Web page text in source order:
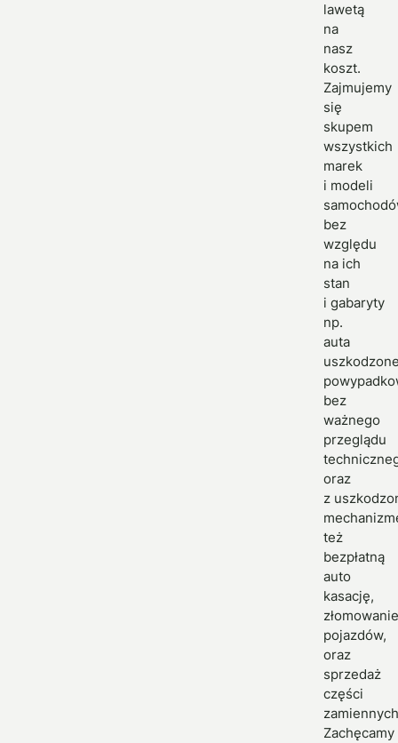
lawetą
na
nasz
koszt.
Zajmujemy
się
skupem
wszystkich
marek
i modeli
bez
względu
na ich
stan
i gabaryty
np.
auta
bez
ważnego
przeglądu
oraz
z
też
bezpłatną
auto
kasację,
złomowanie
pojazdów,
oraz
sprzedaż
części
Zachęcamy